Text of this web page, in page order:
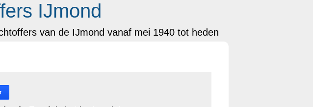
IJmond
van de IJmond vanaf mei 1940 tot heden